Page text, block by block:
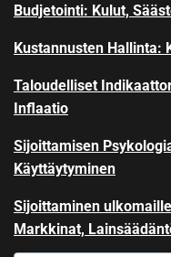
Budjetointi: Kulut,
Kustannusten Hallinta:
Taloudelliset
Inflaatio
Sijoittamisen
Käyttäytyminen
Sijoittaminen
Markkinat,